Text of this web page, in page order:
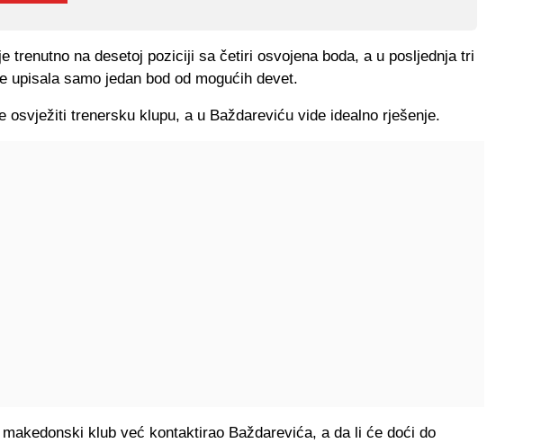
trenutno na desetoj poziciji sa četiri osvojena boda, a u posljednja tri
upisala samo jedan bod od mogućih devet.
osvježiti trenersku klupu, a u Baždareviću vide idealno rješenje.
makedonski klub već kontaktirao Baždarevića, a da li će doći do